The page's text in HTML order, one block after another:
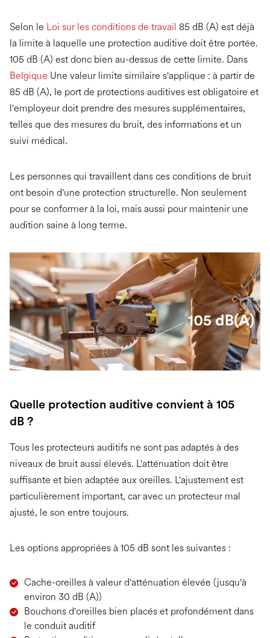
Selon le Loi sur les conditions de travail 85 dB (A) est déjà
la limite à laquelle une protection auditive doit être portée.
105 dB (A) est donc bien au-dessus de cette limite. Dans
Belgique Une valeur limite similaire s'applique : à partir de
85 dB (A), le port de protections auditives est obligatoire et
l'employeur doit prendre des mesures supplémentaires,
telles que des mesures du bruit, des informations et un
suivi médical.
Les personnes qui travaillent dans ces conditions de bruit
ont besoin d'une protection structurelle. Non seulement
pour se conformer à la loi, mais aussi pour maintenir une
audition saine à long terme.
Quelle protection auditive convient à 105
dB ?
Tous les protecteurs auditifs ne sont pas adaptés à des
niveaux de bruit aussi élevés. L'atténuation doit être
suffisante et bien adaptée aux oreilles. L'ajustement est
particulièrement important, car avec un protecteur mal
ajusté, le son entre toujours.
Les options appropriées à 105 dB sont les suivantes :
Cache-oreilles à valeur d'atténuation élevée (jusqu'à
environ 30 dB (A))
Bouchons d'oreilles bien placés et profondément dans
le conduit auditif